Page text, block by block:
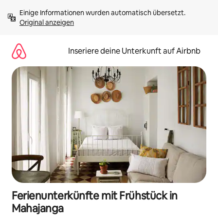
Inhalten
springenOriginal anzeigen
Inseriere deine Unterkunft auf Airbnb
Ferienunterkünfte mit Frühstück in
Mahajanga